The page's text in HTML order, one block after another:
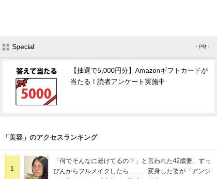
Special - PR -
【抽選で5,000円分】Amazonギフトカードが
当たる！読者アンケート実施中
「美容」のアクセスランキング
1
「何でそんなに老けてるの？」と言われた42歳妻、すっ
ぴんからフルメイクしたら…… 変身した姿が「アンジ